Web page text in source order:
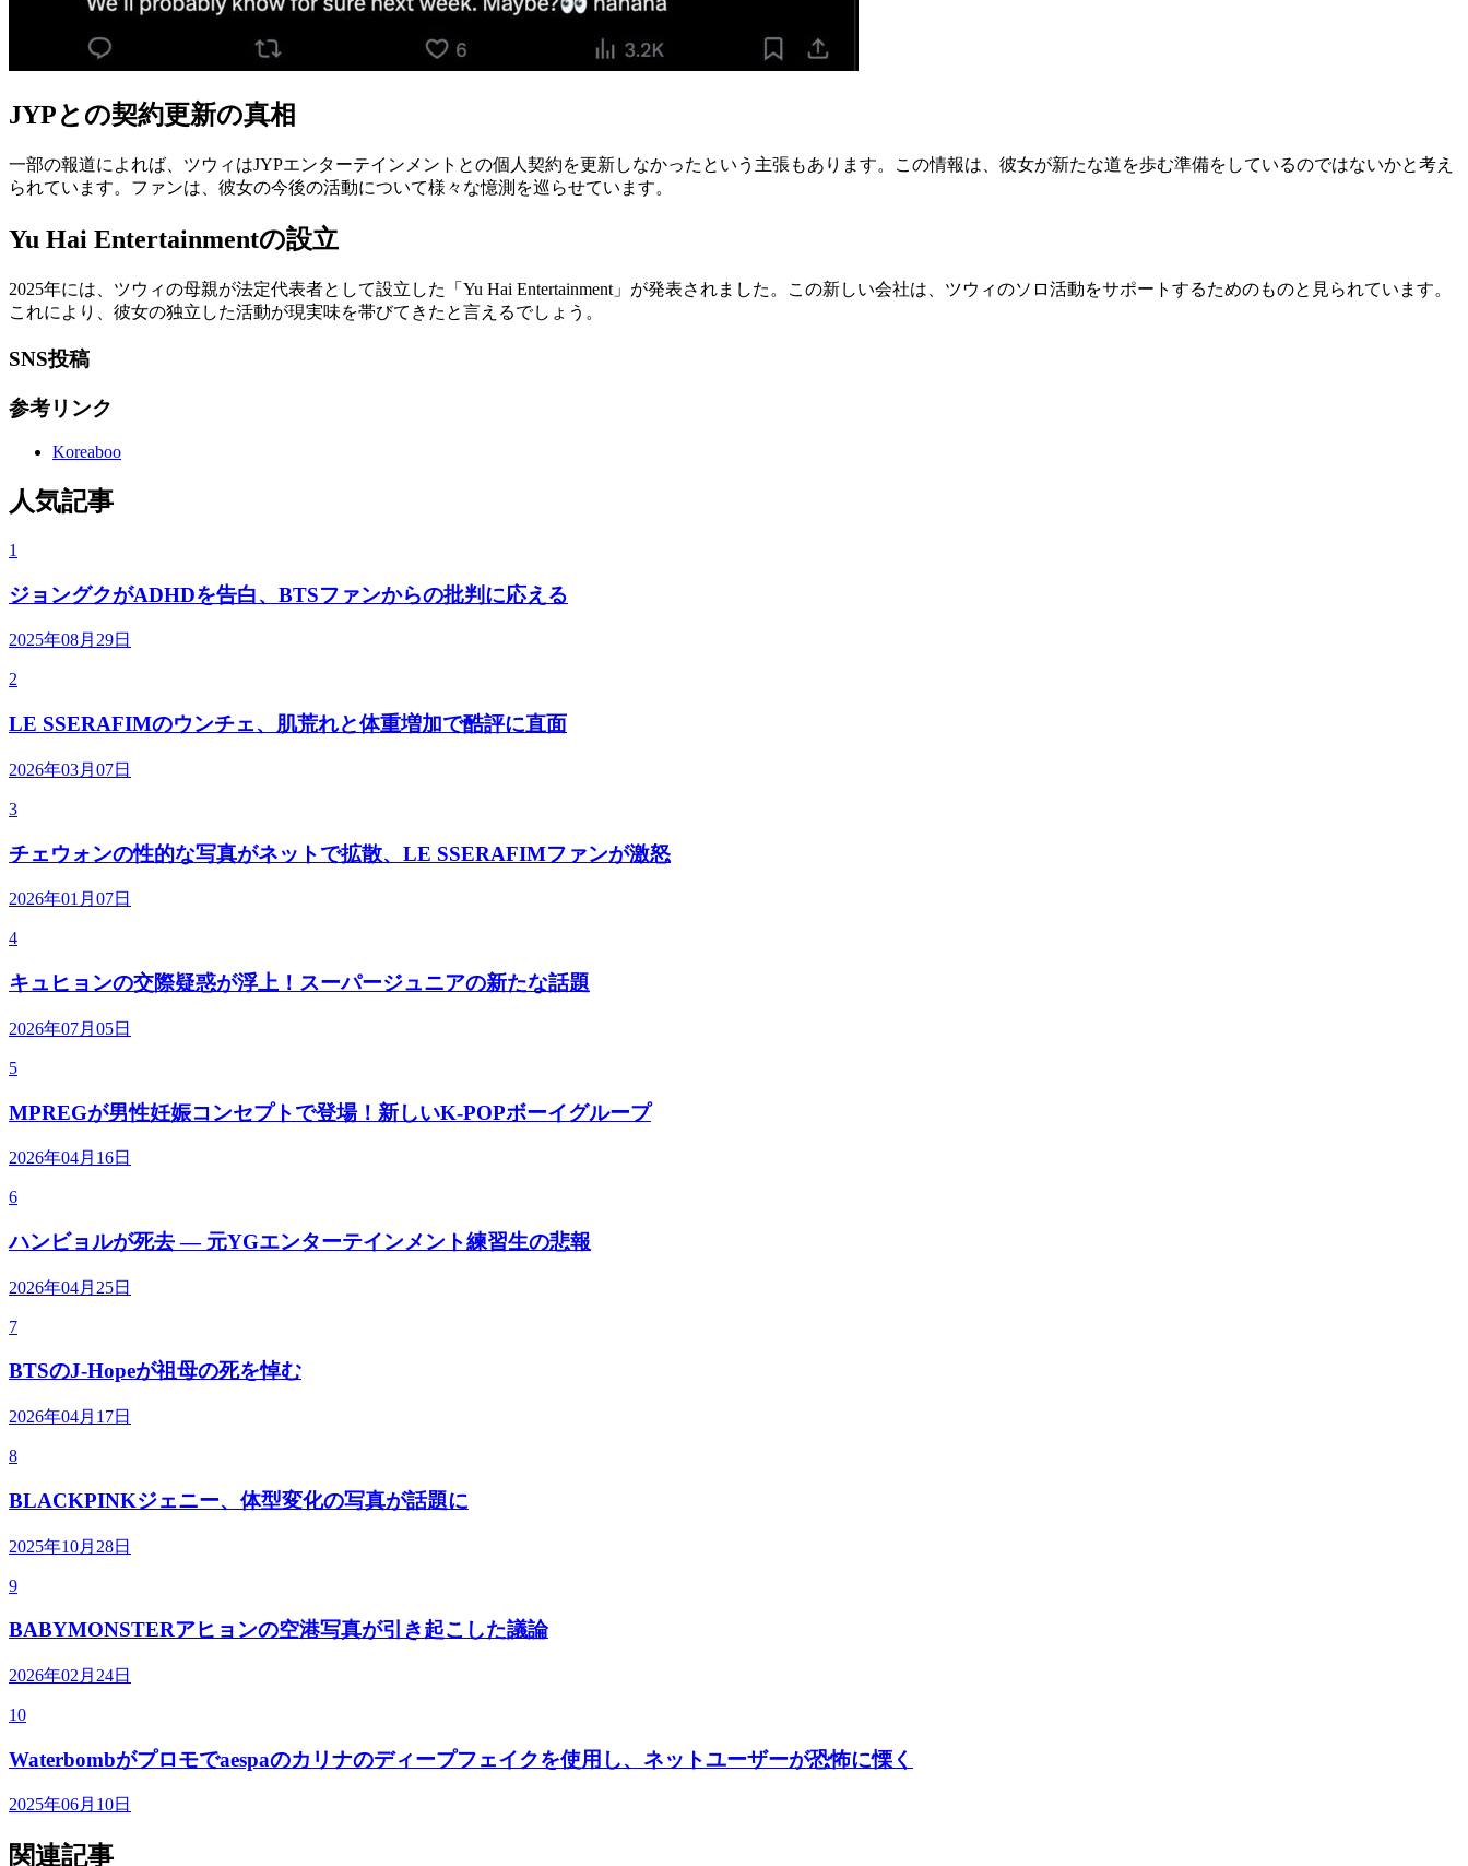
JYPとの契約更新の真相
一部の報道によれば、ツウィはJYPエンターテインメントとの個人契約を更新しなかったという主張もあります。この情報は、彼女が新たな道を歩む準備をしているのではないかと考え
られています。ファンは、彼女の今後の活動について様々な憶測を巡らせています。
Yu Hai Entertainmentの設立
2025年には、ツウィの母親が法定代表者として設立した「Yu Hai Entertainment」が発表されました。この新しい会社は、ツウィのソロ活動をサポートするためのものと見られています。
これにより、彼女の独立した活動が現実味を帯びてきたと言えるでしょう。
SNS投稿
参考リンク
Koreaboo
人気記事
1
ジョングクがADHDを告白、BTSファンからの批判に応える
2025年08月29日
2
LE SSERAFIMのウンチェ、肌荒れと体重増加で酷評に直面
2026年03月07日
3
チェウォンの性的な写真がネットで拡散、LE SSERAFIMファンが激怒
2026年01月07日
4
キュヒョンの交際疑惑が浮上！スーパージュニアの新たな話題
2026年07月05日
5
MPREGが男性妊娠コンセプトで登場！新しいK-POPボーイグループ
2026年04月16日
6
ハンビョルが死去 — 元YGエンターテインメント練習生の悲報
2026年04月25日
7
BTSのJ-Hopeが祖母の死を悼む
2026年04月17日
8
BLACKPINKジェニー、体型変化の写真が話題に
2025年10月28日
9
BABYMONSTERアヒョンの空港写真が引き起こした議論
2026年02月24日
10
Waterbombがプロモでaespaのカリナのディープフェイクを使用し、ネットユーザーが恐怖に慄く
2025年06月10日
関連記事